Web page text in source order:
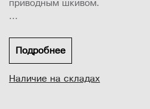
приводным шкивом.
...
Подробнее
Наличие на складах